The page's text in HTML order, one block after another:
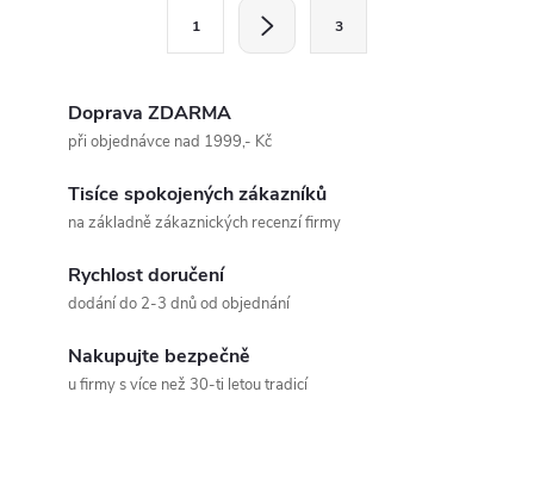
1 3
Doprava ZDARMA
při objednávce nad 1999,- Kč
Tisíce spokojených zákazníků
na základně zákaznických recenzí firmy
Rychlost doručení
dodání do 2-3 dnů od objednání
Nakupujte bezpečně
u firmy s více než 30-ti letou tradicí